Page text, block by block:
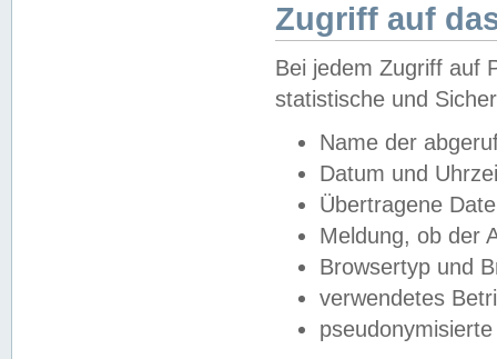
Zugriff auf
Bei jedem Zugriff auf
statistische und
Name der
Datum und
Übertragene
Meldung, ob der
Browsertyp und
verwendetes